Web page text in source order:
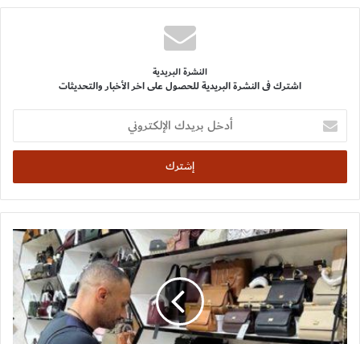
النشرة البريدية
اشترك فى النشرة البريدية للحصول على اخر الأخبار والتحديثات
أدخل
بريدك
الإلكتروني